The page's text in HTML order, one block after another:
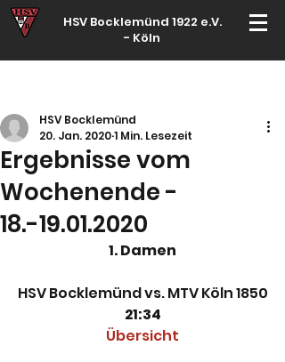
HSV Bocklemünd 1922 e.V.
- Köln
Ergebnisse vom
Wochenende -
18.-19.01.2020
HSV Bocklemünd
20. Jan. 20201 Min. Lesezeit
1. Damen
HSV Bocklemünd vs. MTV Köln 1850
21:34
Übersicht